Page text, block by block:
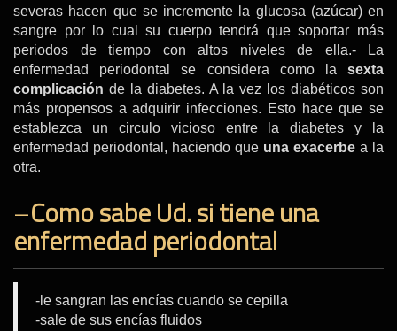
severas hacen que se incremente la glucosa (azúcar) en
sangre por lo cual su cuerpo tendrá que soportar más
periodos de tiempo con altos niveles de ella.- La
enfermedad periodontal se considera como la sexta
complicación de la diabetes. A la vez los diabéticos son
más propensos a adquirir infecciones. Esto hace que se
establezca un circulo vicioso entre la diabetes y la
enfermedad periodontal, haciendo que una exacerbe a la
otra.
–Como sabe Ud. si tiene una
enfermedad periodontal
-le sangran las encías cuando se cepilla
-sale de sus encías fluidos